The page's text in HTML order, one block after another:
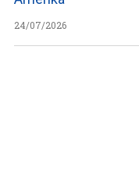
24/07/2026